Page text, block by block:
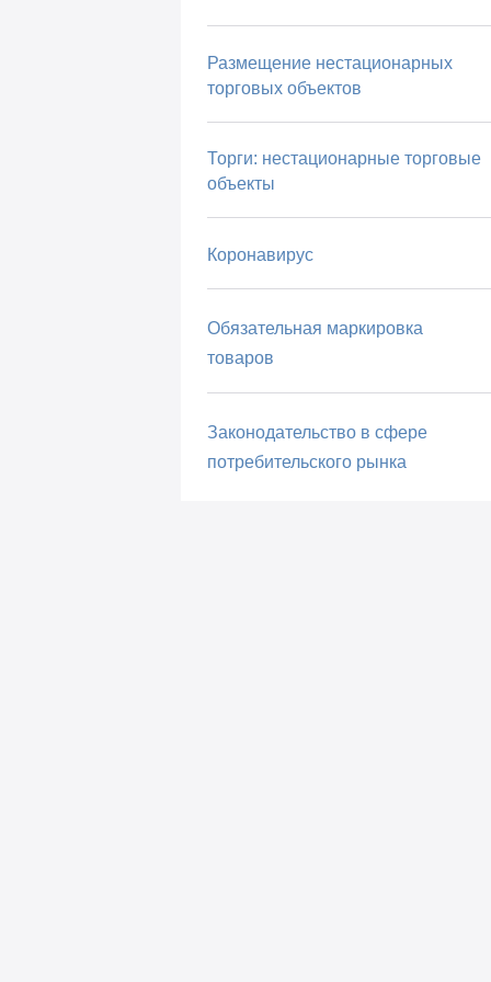
Размещение нестационарных
торговых объектов
Торги: нестационарные торговые
объекты
Коронавирус
Обязательная маркировка
товаров
Законодательство в сфере
потребительского рынка